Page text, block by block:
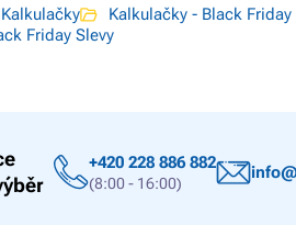
Kalkulačky - Black Friday
Friday Slevy
+420 228 886 882
(8:00 - 16:00)